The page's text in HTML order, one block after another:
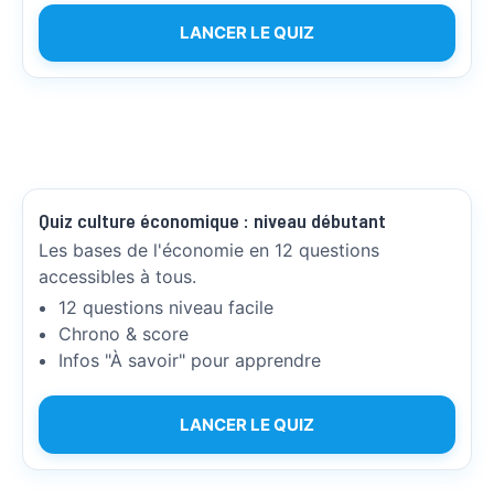
LANCER LE QUIZ
Quiz culture économique : niveau débutant
Les bases de l'économie en 12 questions
accessibles à tous.
12 questions niveau facile
Chrono & score
Infos "À savoir" pour apprendre
LANCER LE QUIZ